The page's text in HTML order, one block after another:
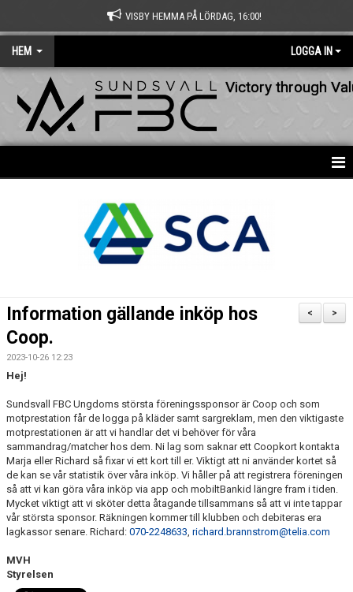
VISBY HEMMA PÅ LÖRDAG, 16:00!
HEM LOGGA IN
Victory through
KALENDER
DOKUMENT
MATCHER
INTRESSEANMÄLAN
LÄNKAR
SARGVAKTSCHEMA
FÖRENINGSPRODUKTEN
MEDLEMSKAP
>
<
Information gällande inköp hos
Coop.
2023-10-26 12:23
Hej!
Sundsvall FBC Ungdoms största föreningssponsor är Coop och som
motprestation får de logga på kläder samt sargreklam, men den viktigaste
motprestationen är att vi handlar det vi behöver för våra
sammandrag/matcher hos dem. Ni lag som saknar ett Coopkort kontakta
Marja eller Richard så fixar vi ett kort till er. Viktigt att ni använder kortet så
de kan se vår statistik över våra inköp. Vi håller på att registrera föreningen
så att vi kan göra våra inköp via app och mobiltBankid längre fram i tiden.
Mycket viktigt att vi sköter detta åtagande tillsammans så att vi inte tappar
vår största sponsor. Räkningen kommer till klubben och debiteras era
lagkassor senare. Richard: 070-2248633, richard.brannstrom@telia.com
MVH
Styrelsen